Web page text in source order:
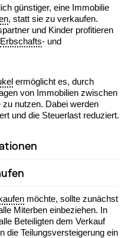
günstiger, eine Immobilie
, statt sie zu verkaufen.
und Kinder profitieren
Erbschafts- und
ermöglicht es, durch
von Immobilien zwischen
nutzen. Dabei werden
und die Steuerlast reduziert.
möchte, sollte zunächst
Miterben einbeziehen. In
Beteiligten dem Verkauf
die Teilungsversteigerung ein